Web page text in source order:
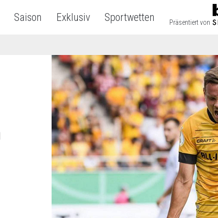
Saison Exklusiv Sportwetten Präsentiert von